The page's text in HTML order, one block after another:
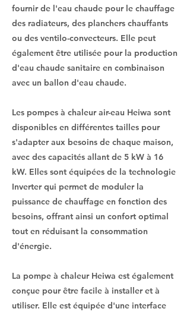
fournir de l'eau chaude pour le chauffage
des radiateurs, des planchers chauffants
ou des ventilo-convecteurs. Elle peut
également être utilisée pour la production
d'eau chaude sanitaire en combinaison
avec un ballon d'eau chaude.
Les pompes à chaleur air-eau Heiwa sont
disponibles en différentes tailles pour
s'adapter aux besoins de chaque maison,
avec des capacités allant de 5 kW à 16
kW. Elles sont équipées de la technologie
Inverter qui permet de moduler la
puissance de chauffage en fonction des
besoins, offrant ainsi un confort optimal
tout en réduisant la consommation
d'énergie.
La pompe à chaleur Heiwa est également
conçue pour être facile à installer et à
utiliser. Elle est équipée d'une interface